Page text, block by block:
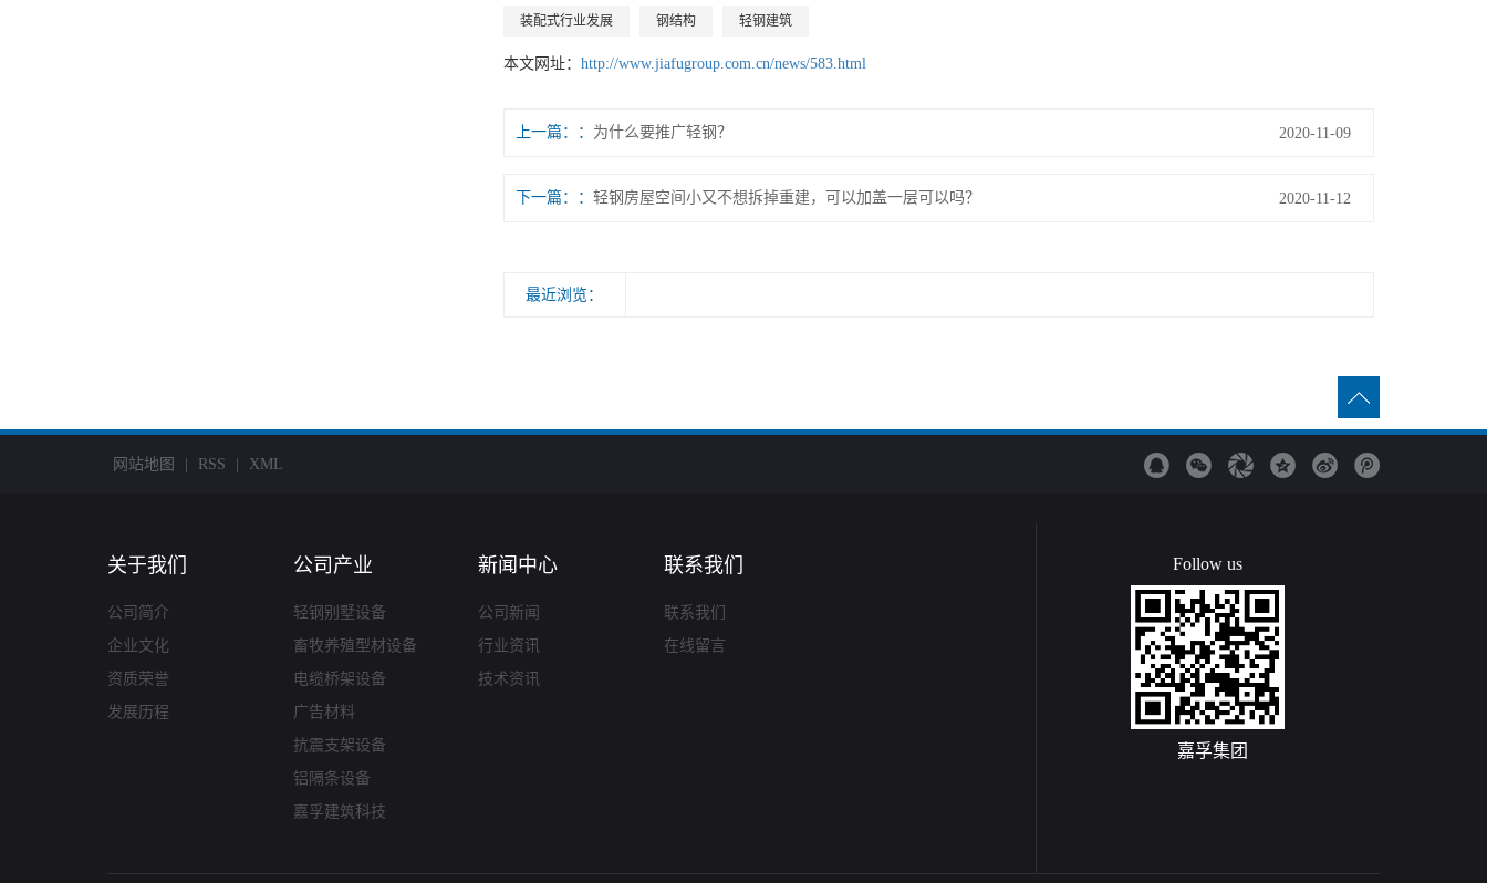
装配式行业发展 钢结构 轻钢建筑
本文网址： http://www.jiafugroup.com.cn/news/583.html
上一篇： 为什么要推广轻钢？ 2020-11-09
下一篇： 轻钢房屋空间小又不想拆掉重建，可以加盖一层可以吗？ 2020-11-12
最近浏览：
网站地图 RSS XML
关于我们
公司简介
企业文化
资质荣誉
发展历程
公司产业
轻钢别墅设备
畜牧养殖型材设备
电缆桥架设备
广告材料
抗震支架设备
铝隔条设备
嘉孚建筑科技
新闻中心
公司新闻
行业资讯
技术资讯
联系我们
联系我们
在线留言
Follow us
嘉孚集团